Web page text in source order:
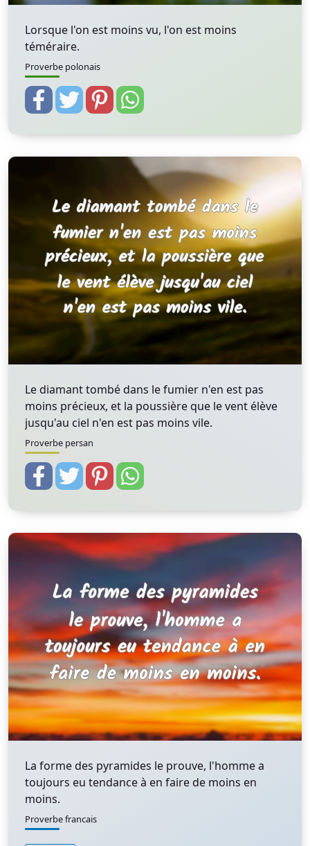
Lorsque l'on est moins vu, l'on est moins
téméraire.
Proverbe polonais
Le diamant tombé dans le fumier n'en est pas
moins précieux, et la poussière que le vent élève
jusqu'au ciel n'en est pas moins vile.
Proverbe persan
La forme des pyramides le prouve, l'homme a
toujours eu tendance à en faire de moins en
moins.
Proverbe francais